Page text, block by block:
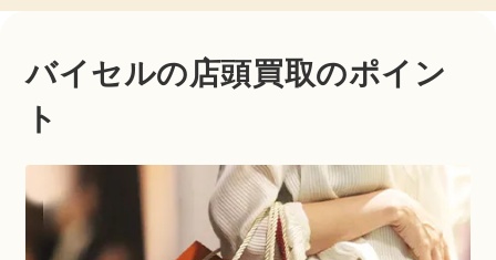
バイセルの店頭買取のポイン
ト